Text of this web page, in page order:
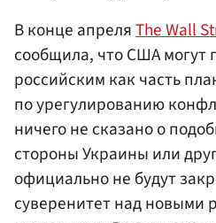
В конце апреляThe Wall
сообщила, что США могут
российским как часть
по урегулированию
ничего не сказано о
стороны Украины или
официально не будут
суверенитет над новыми